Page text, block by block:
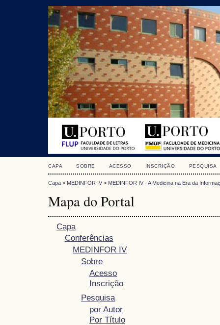
CAPA SOBRE ACESSO INSCRIÇÃO PESQUISA
Capa > MEDINFOR IV > MEDINFOR IV - A Medicina na Era da
Mapa do Portal
Capa
Conferências
MEDINFOR IV
Sobre
Acesso
Inscrição
Pesquisa
por Autor
Por Título